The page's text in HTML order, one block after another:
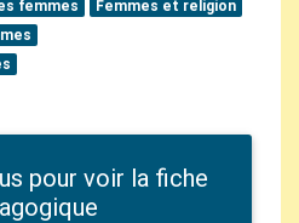
femmes
Femmes et religion
pour voir la fiche